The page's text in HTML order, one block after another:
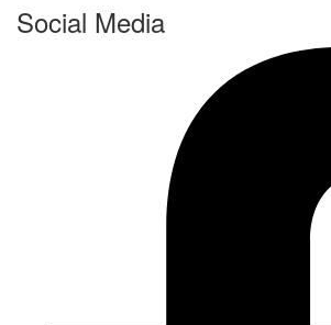
Social Media